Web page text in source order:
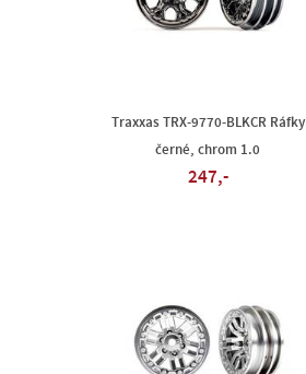
Traxxas TRX-9770-BLKCR Ráfky
černé, chrom 1.0
247,-